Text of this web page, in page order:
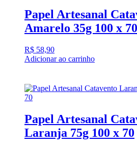
Papel Artesanal
Amarelo 35g 100 x 70
R$ 58,90
Adicionar ao carrinho
Papel Artesanal
Laranja 75g 100 x 70